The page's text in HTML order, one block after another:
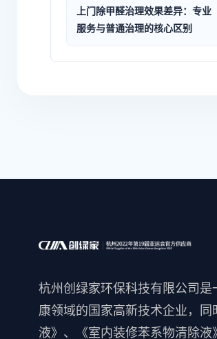
上门除甲醛治理效果差异：专业
服务与普通治理的核心区别
杭州创绿家环保科技有限公司
康领域的国家高新技术企业，
液》、《室内装修苯系物清除液